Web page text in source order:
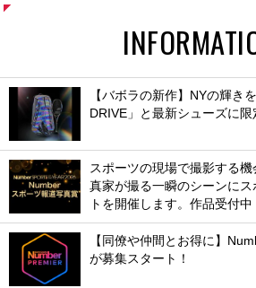
【バボラの新作】NYの輝き
DRIVE」と最新シューズに
スポーツの現場で撮影する
真家が撮る一瞬のシーンに
トを開催します。作品受付中
【同僚や仲間とお得に】
が募集スタート！